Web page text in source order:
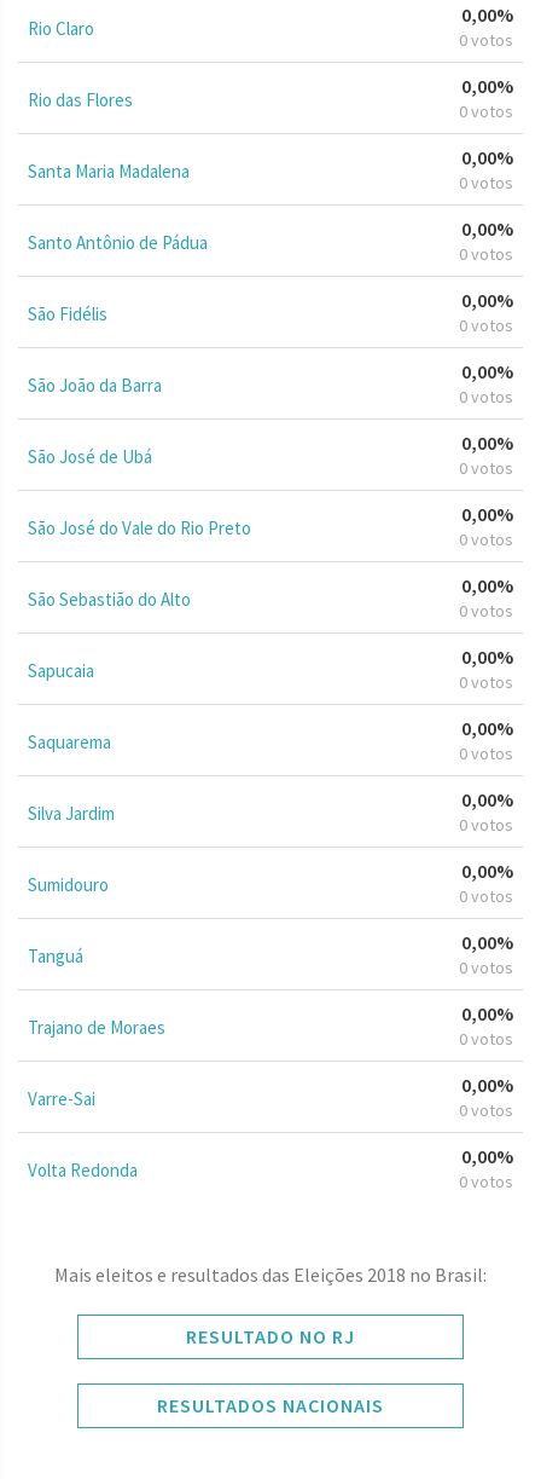
Rio Claro
0,00%
0 votos
Rio das Flores
0,00%
0 votos
Santa Maria Madalena
0,00%
0 votos
Santo Antônio de Pádua
0,00%
0 votos
São Fidélis
0,00%
0 votos
São João da Barra
0,00%
0 votos
São José de Ubá
0,00%
0 votos
São José do Vale do Rio Preto
0,00%
0 votos
São Sebastião do Alto
0,00%
0 votos
Sapucaia
0,00%
0 votos
Saquarema
0,00%
0 votos
Silva Jardim
0,00%
0 votos
Sumidouro
0,00%
0 votos
Tanguá
0,00%
0 votos
Trajano de Moraes
0,00%
0 votos
Varre-Sai
0,00%
0 votos
Volta Redonda
0,00%
0 votos
Mais eleitos e resultados das Eleições 2018 no Brasil:
RESULTADO NO RJ
RESULTADOS NACIONAIS